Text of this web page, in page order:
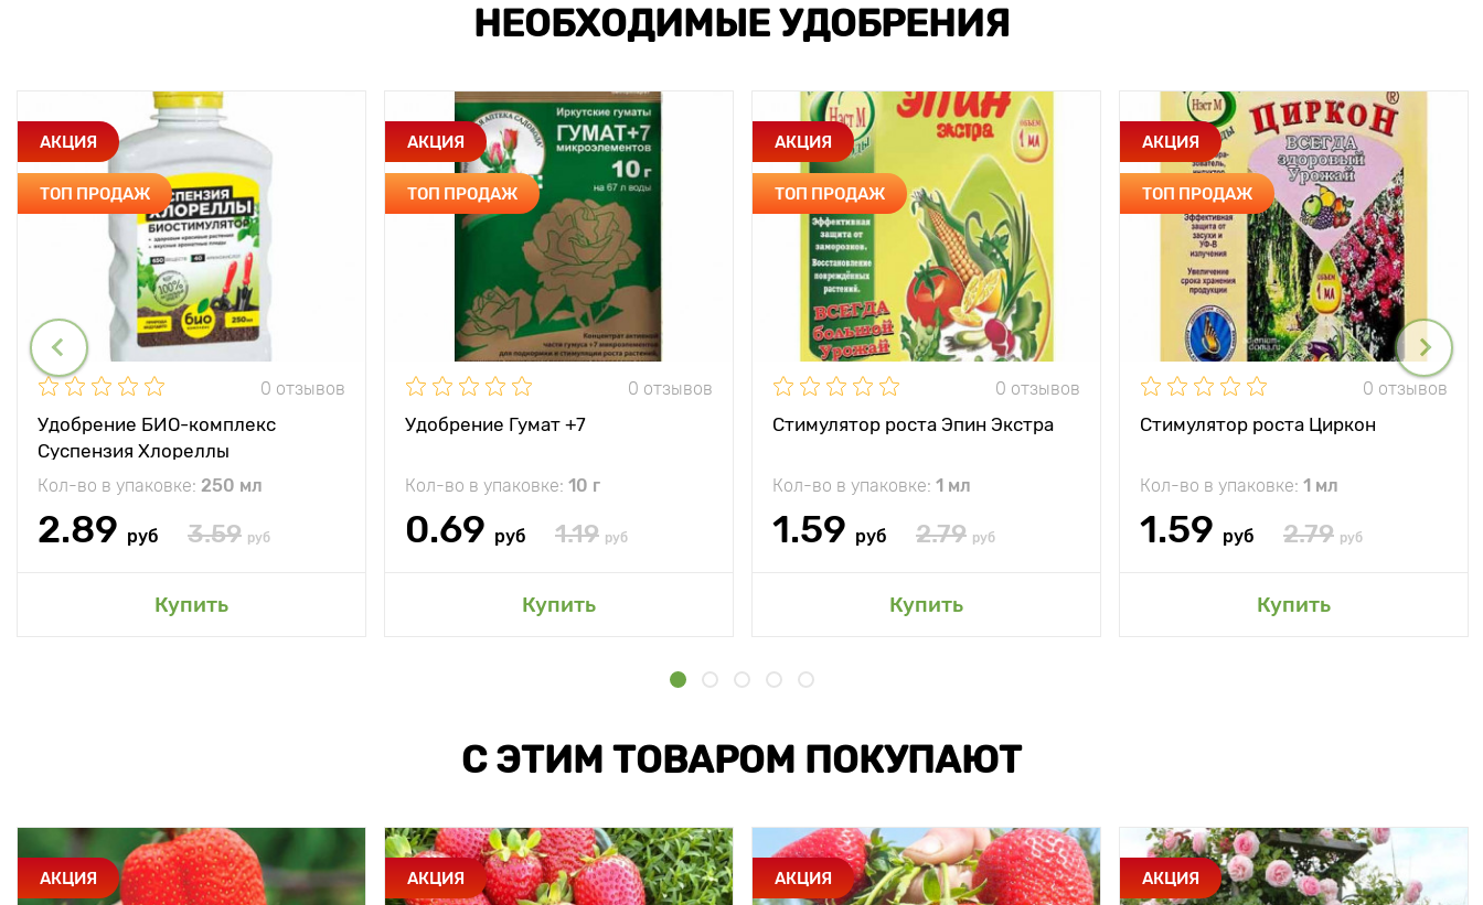
НЕОБХОДИМЫЕ УДОБРЕНИЯ
АКЦИЯ
ТОП ПРОДАЖ
0 отзывов
Удобрение БИО-комплекс
Суспензия Хлореллы
Кол-во в упаковке: 250 мл
2.89 руб 3.59 руб
Купить
АКЦИЯ
ТОП ПРОДАЖ
0 отзывов
Удобрение Гумат +7
Кол-во в упаковке: 10 г
0.69 руб 1.19 руб
Купить
АКЦИЯ
ТОП ПРОДАЖ
0 отзывов
Стимулятор роста Эпин Экстра
Кол-во в упаковке: 1 мл
1.59 руб 2.79 руб
Купить
АКЦИЯ
ТОП ПРОДАЖ
0 отзывов
Стимулятор роста Циркон
Кол-во в упаковке: 1 мл
1.59 руб 2.79 руб
Купить
С ЭТИМ ТОВАРОМ ПОКУПАЮТ
АКЦИЯ АКЦИЯ АКЦИЯ АКЦИЯ